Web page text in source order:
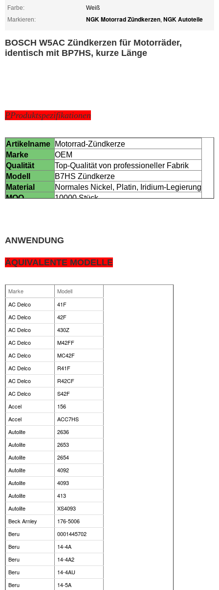
Farbe:
Weiß
Markieren:
NGK Motorrad Zündkerzen, NGK Autoteile
BOSCH W5AC Zündkerzen für Motorräder,
identisch mit BP7HS, kurze Länge
PProduktspezifikationen
Artikelname
Motorrad-Zündkerze
Marke
OEM
Qualität
Top-Qualität von professioneller Fabrik
Modell
B7HS Zündkerze
Material
Normales Nickel, Platin, Iridium-Legierung
MOQ
10000 Stück
ANWENDUNG
ÄQUIVALENTE MODELLE
Marke
Modell
AC Delco
41F
AC Delco
42F
AC Delco
430Z
AC Delco
M42FF
AC Delco
MC42F
AC Delco
R41F
AC Delco
R42CF
AC Delco
S42F
Accel
156
Accel
ACC7HS
Autolite
2636
Autolite
2653
Autolite
2654
Autolite
4092
Autolite
4093
Autolite
413
Autolite
XS4093
Beck Arnley
176-5006
Beru
0001445702
Beru
14-4A
Beru
14-4A2
Beru
14-4AU
Beru
14-5A